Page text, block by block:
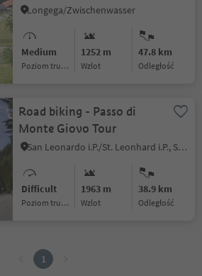
Longega/Zwischenwasser
Medium
Poziom trudności
1252 m
Wzlot
47.8 km
odległość
Road biking - Passo di
Monte Giovo Tour
San Leonardo i.P./St. Leonhard i.P., St.Leonhard in Passeier/San Leonardo in Passiria, Meran/Merano and environs
Difficult
Poziom trudności
1963 m
Wzlot
38.9 km
odległość
1